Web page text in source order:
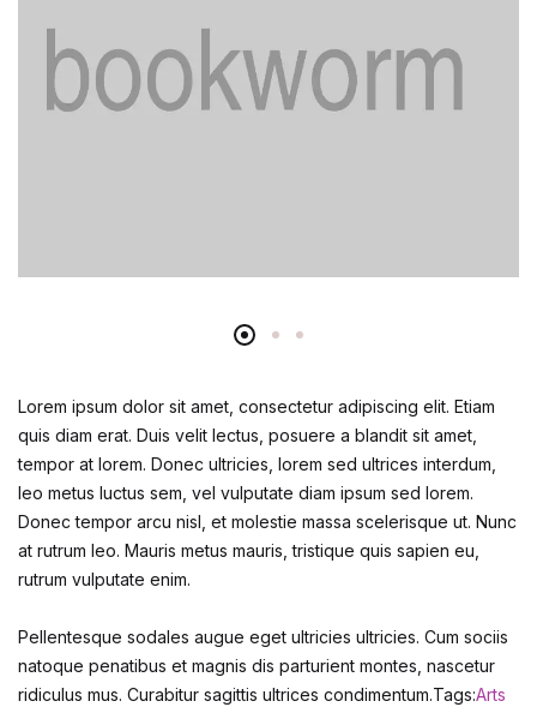
Lorem ipsum dolor sit amet, consectetur adipiscing elit. Etiam
quis diam erat. Duis velit lectus, posuere a blandit sit amet,
tempor at lorem. Donec ultricies, lorem sed ultrices interdum,
leo metus luctus sem, vel vulputate diam ipsum sed lorem.
Donec tempor arcu nisl, et molestie massa scelerisque ut. Nunc
at rutrum leo. Mauris metus mauris, tristique quis sapien eu,
rutrum vulputate enim.
Pellentesque sodales augue eget ultricies ultricies. Cum sociis
natoque penatibus et magnis dis parturient montes, nascetur
ridiculus mus. Curabitur sagittis ultrices condimentum.Tags:Arts